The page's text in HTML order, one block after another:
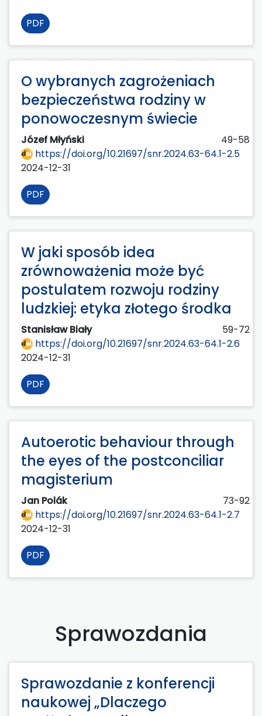
PDF
O wybranych zagrożeniach
bezpieczeństwa rodziny w
ponowoczesnym świecie
Józef Młyński
49-58
https://doi.org/10.21697/snr.2024.63-64.1-2.5
2024-12-31
PDF
W jaki sposób idea
zrównoważenia może być
postulatem rozwoju rodziny
ludzkiej: etyka złotego środka
Stanisław Biały
59-72
https://doi.org/10.21697/snr.2024.63-64.1-2.6
2024-12-31
PDF
Autoerotic behaviour through
the eyes of the postconciliar
magisterium
Jan Polák
73-92
https://doi.org/10.21697/snr.2024.63-64.1-2.7
2024-12-31
PDF
Sprawozdania
Sprawozdanie z konferencji
naukowej „Dlaczego